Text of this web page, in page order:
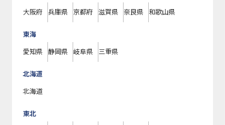
大阪府 兵庫県 京都府 滋賀県 奈良県 和歌山県
東海
愛知県 静岡県 岐阜県 三重県
北海道
北海道
東北